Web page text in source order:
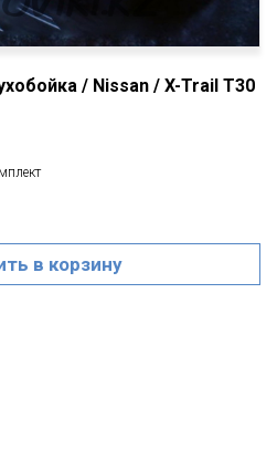
/ Nissan / X-Trail T30
в корзину